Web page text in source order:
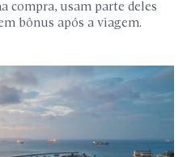
compra, usam parte deles
bônus após a viagem.